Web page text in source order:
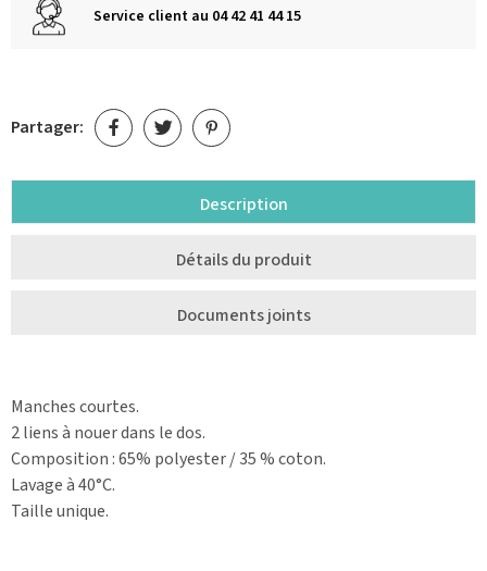
Service client au 04 42 41 44 15
Partager:
Description
Détails du produit
Documents joints
Manches courtes.
2 liens à nouer dans le dos.
Composition : 65% polyester / 35 % coton.
Lavage à 40°C.
Taille unique.